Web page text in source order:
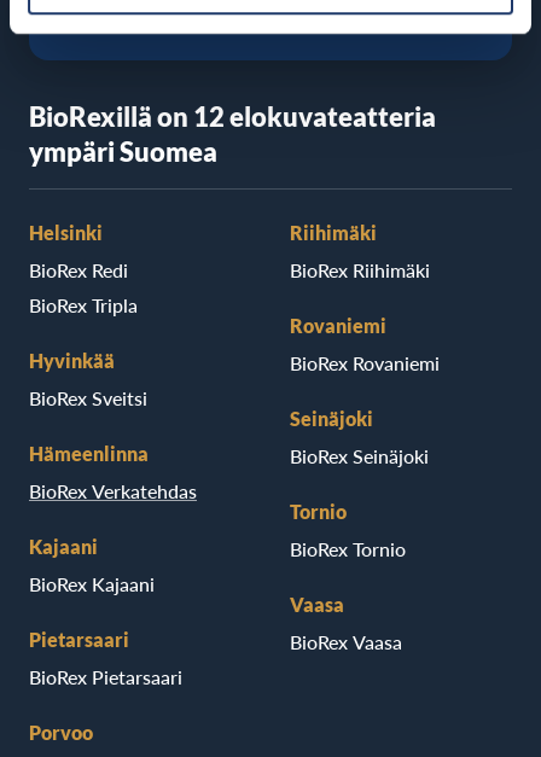
BioRexillä on 12 elokuvateatteria
ympäri Suomea
Helsinki
BioRex Redi
BioRex Tripla
Hyvinkää
BioRex Sveitsi
Hämeenlinna
BioRex Verkatehdas
Kajaani
BioRex Kajaani
Pietarsaari
BioRex Pietarsaari
Porvoo
Riihimäki
BioRex Riihimäki
Rovaniemi
BioRex Rovaniemi
Seinäjoki
BioRex Seinäjoki
Tornio
BioRex Tornio
Vaasa
BioRex Vaasa